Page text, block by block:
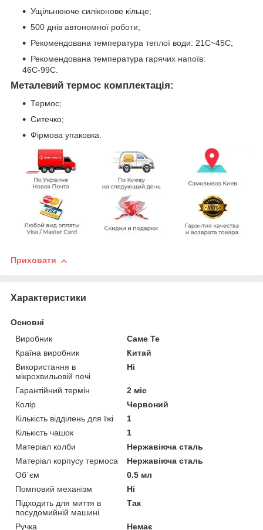
Ущільнююче силіконове кільце;
500 днів автономної роботи;
Рекомендована температура теплої води: 21С~45С;
Рекомендована температура гарячих напоїв:
46С-99С.
Металевий термос комплектація:
Термос;
Ситечко;
Фірмова упаковка.
Приховати
Характеристики
Основні
Виробник
Саме Те
Країна виробник
Китай
Використання в
мікрохвильовій печі
Ні
Гарантійний термін
2 міс
Колір
Червоний
Кількість відділень для їжі
1
Кількість чашок
1
Матеріал колби
Нержавіюча сталь
Матеріал корпусу термоса
Нержавіюча сталь
Об`єм
0.5 мл
Помповий механізм
Ні
Підходить для миття в
посудомийній машині
Так
Ручка Немає